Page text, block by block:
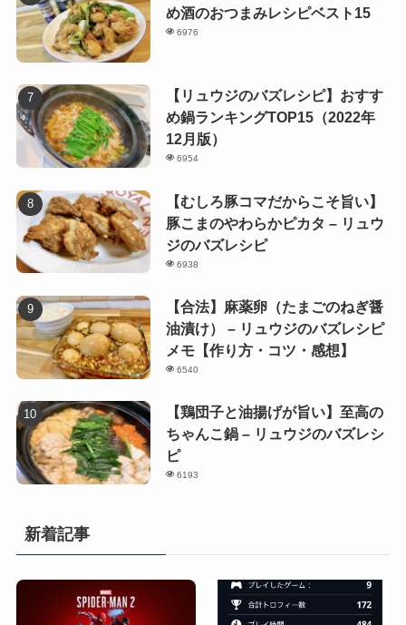
め酒のおつまみレシピベスト15
6976
【リュウジのバズレシピ】おすす
め鍋ランキングTOP15（2022年
12月版）
6954
【むしろ豚コマだからこそ旨い】
豚こまのやわらかピカタ – リュウ
ジのバズレシピ
6938
【合法】麻薬卵（たまごのねぎ醤
油漬け） – リュウジのバズレシピ
メモ【作り方・コツ・感想】
6540
【鶏団子と油揚げが旨い】至高の
ちゃんこ鍋 – リュウジのバズレシ
ピ
6193
新着記事